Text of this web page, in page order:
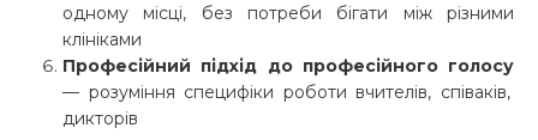
одному місці, без потреби бігати між різними
клініками
Професійний підхід до професійного голосу
— розуміння специфіки роботи вчителів, співаків,
дикторів